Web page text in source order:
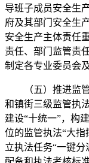
导班子成员安全生
府及其部门安全生
安全生产主体责任
责任、部门监管责
制定各专业委员会
（五）推进监管
和镇街三级监管执
建设“十统一”，构
位的监管执法“大
立执法任务“一键